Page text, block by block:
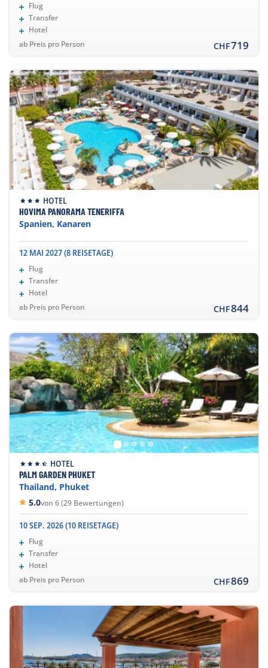
Flug
Transfer
Hotel
ab Preis pro Person
CHF719
HOTEL
HOVIMA PANORAMA TENERIFFA
Spanien, Kanaren
12 MAI 2027 (8 REISETAGE)
Flug
Transfer
Hotel
ab Preis pro Person
CHF844
HOTEL
PALM GARDEN PHUKET
Thailand, Phuket
5.0von 6 (29 Bewertungen)
10 SEP. 2026 (10 REISETAGE)
Flug
Transfer
Hotel
ab Preis pro Person
CHF869